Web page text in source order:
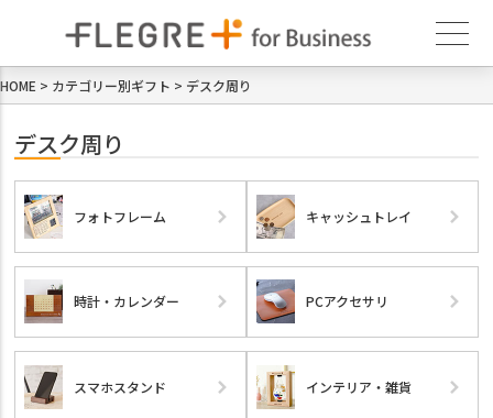
HOME カテゴリー別ギフト デスク周り
デスク周り
フォトフレーム キャッシュトレイ
時計・カレンダー PCアクセサリ
スマホスタンド インテリア・雑貨